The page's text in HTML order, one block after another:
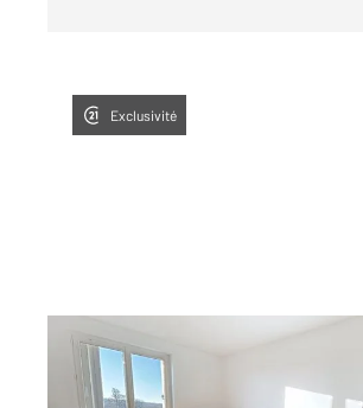
Exclusivité
COMPIEGNE 60
54,50 m
, 3 pièces
Ref : 17297